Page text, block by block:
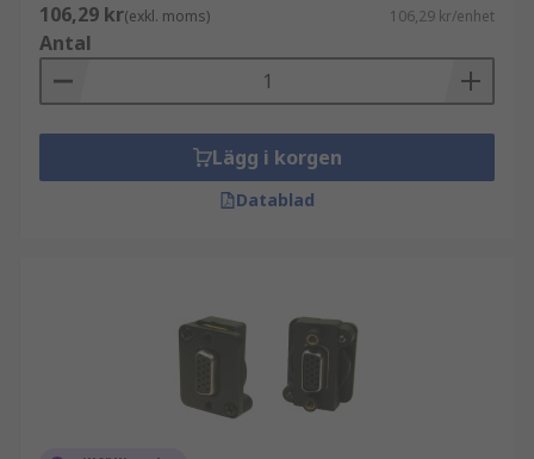
106,29 kr(exkl. moms) 106,29 kr/enhet
Antal
Lägg i korgen
Datablad